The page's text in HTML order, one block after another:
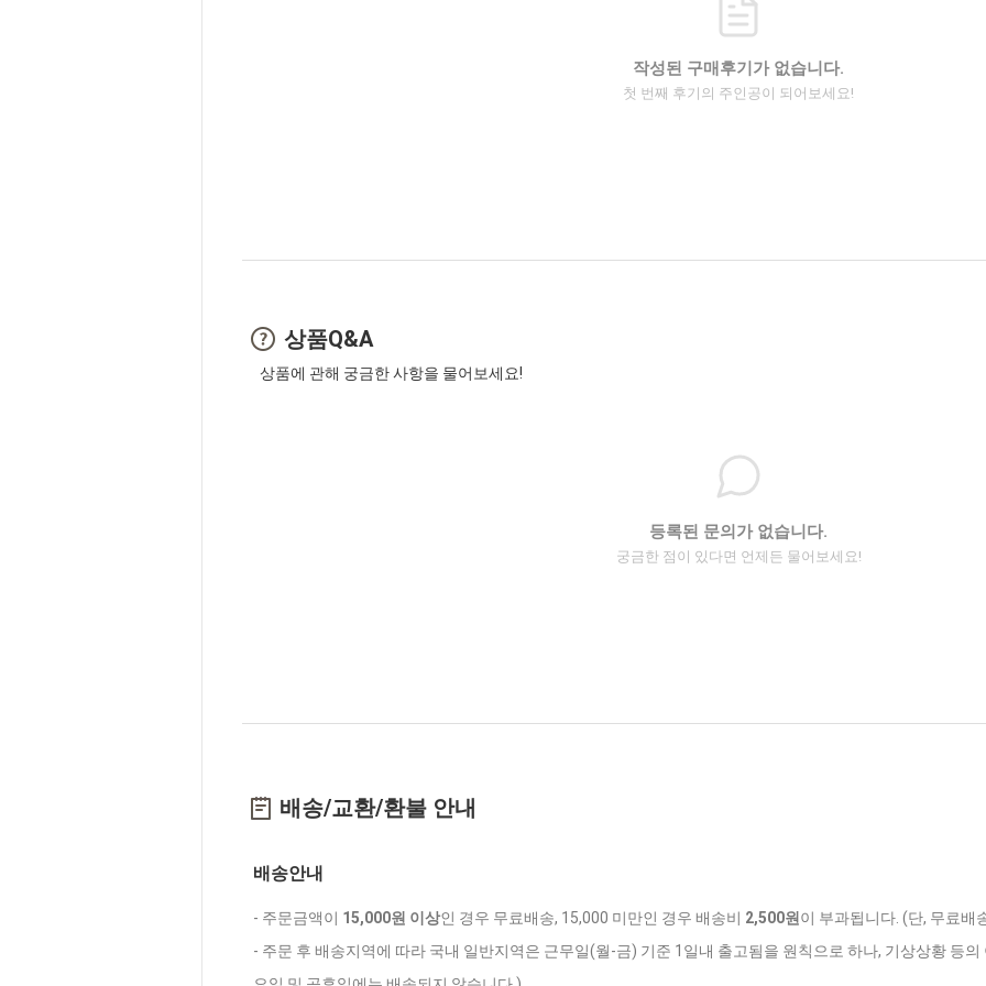
작성된 구매후기가 없습니다.
첫 번째 후기의 주인공이 되어보세요!
상품Q&A
상품에 관해 궁금한 사항을 물어보세요!
등록된 문의가 없습니다.
궁금한 점이 있다면 언제든 물어보세요!
배송/교환/환불 안내
배송안내
- 주문금액이 15,000원 이상인 경우 무료배송, 15,000 미만인 경우 배송비 2,500원 이 부과됩니다. (단, 무료배
- 주문 후 배송지역에 따라 국내 일반지역은 근무일(월-금) 기준 1일내 출고됨을 원칙으로 하나, 기상상황 등